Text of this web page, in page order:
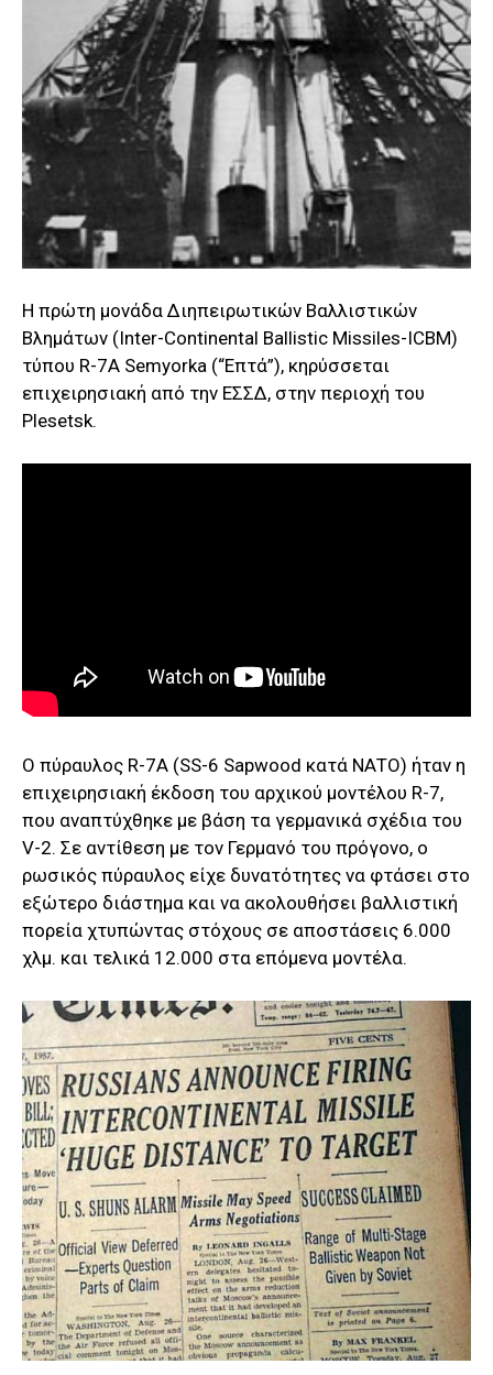
Η πρώτη μονάδα Διηπειρωτικών Βαλλιστικών
Βλημάτων (Inter-Continental Ballistic Missiles-ICBM)
τύπου R-7A Semyorka (“Επτά”), κηρύσσεται
επιχειρησιακή από την ΕΣΣΔ, στην περιοχή του
Plesetsk.
Ο πύραυλος R-7A (SS-6 Sapwood κατά ΝΑΤΟ) ήταν η
επιχειρησιακή έκδοση του αρχικού μοντέλου R-7,
που αναπτύχθηκε με βάση τα γερμανικά σχέδια του
V-2. Σε αντίθεση με τον Γερμανό του πρόγονο, ο
ρωσικός πύραυλος είχε δυνατότητες να φτάσει στο
εξώτερο διάστημα και να ακολουθήσει βαλλιστική
πορεία χτυπώντας στόχους σε αποστάσεις 6.000
χλμ. και τελικά 12.000 στα επόμενα μοντέλα.